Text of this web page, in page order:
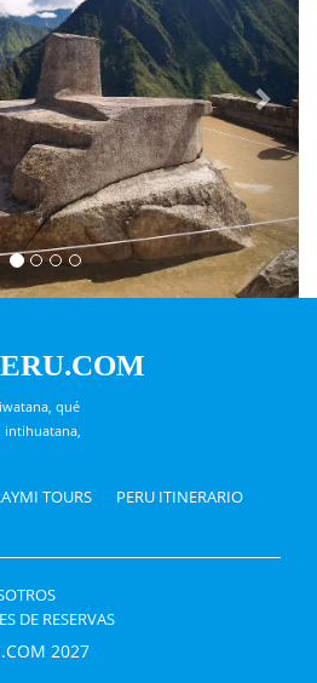
qué
intihuatana,
TOURS PERU ITINERARIO
DE RESERVAS
2027